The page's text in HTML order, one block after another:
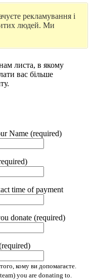
рекламування і
людей. Ми
листа, в якому
вас більше
Name (required)
time of payment
donate (required)
кому ви допомагаєте.
you are donating to.